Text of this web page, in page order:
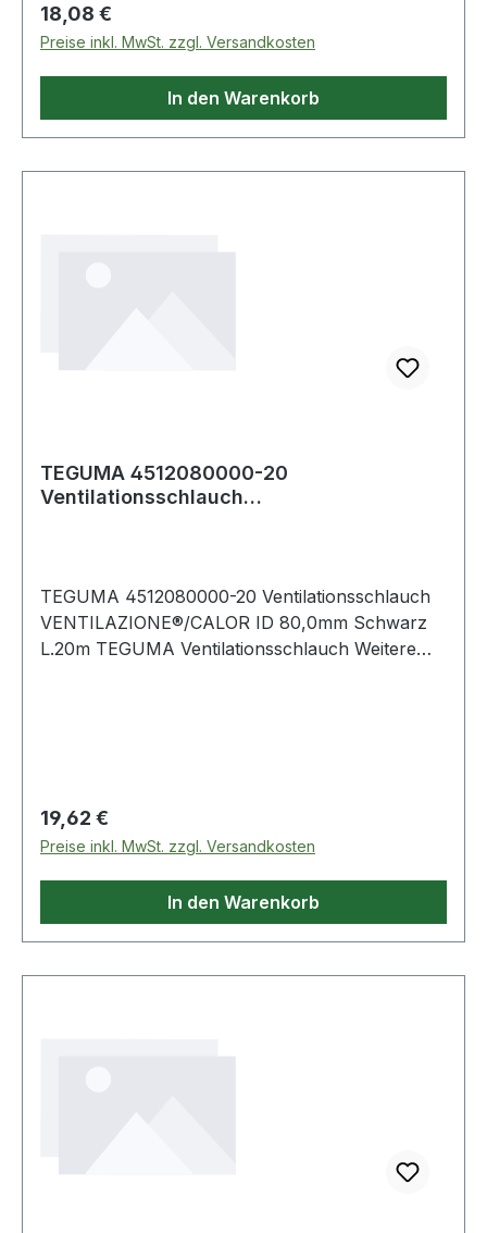
Regulärer Preis:
18,08 €
Preise inkl. MwSt. zzgl. Versandkosten
In den Warenkorb
TEGUMA 4512080000-20
Ventilationsschlauch
TEGUMA 4512080000-20 Ventilationsschlauch
VENTILAZIONE®/CALOR ID 80,0mm Schwarz
L.20m TEGUMA Ventilationsschlauch Weitere
Regulärer Preis:
19,62 €
Preise inkl. MwSt. zzgl. Versandkosten
In den Warenkorb